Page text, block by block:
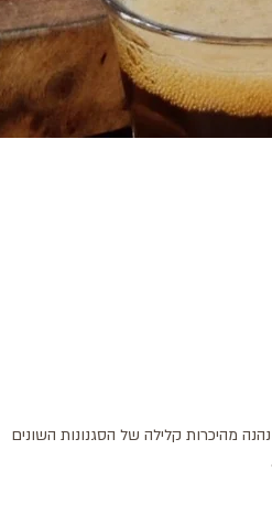
מהיכרות קלילה של הסגנונות השונים